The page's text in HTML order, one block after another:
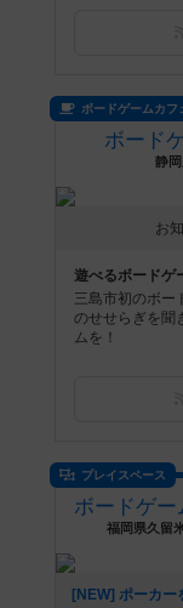
ボードゲームカフ
ボード
静
お
遊べるボードゲ
三島市初のボー
のせせらぎを聞
ムを！
プレイスペース
福岡県久留